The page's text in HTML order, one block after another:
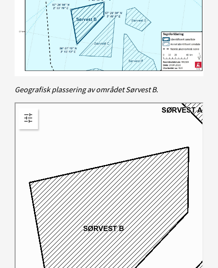
Geografisk plassering av området Sørvest B.